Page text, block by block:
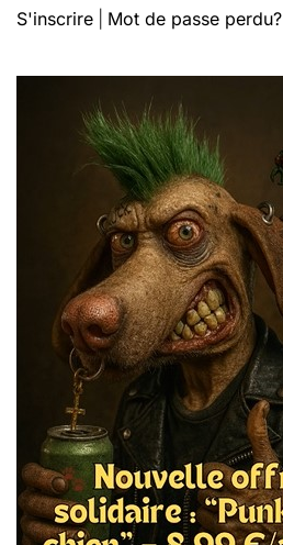
S'inscrire Mot de passe perdu?